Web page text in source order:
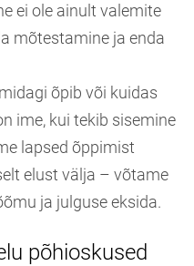
ei ole ainult valemite
mõtestamine ja enda
õpib või kuidas
ime, kui tekib sisemine
lapsed õppimist
elust välja – võtame
ja julguse eksida.
põhioskused